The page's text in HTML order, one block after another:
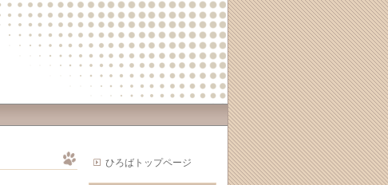
ひろばトップページ